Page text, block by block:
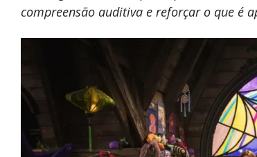
compreensão auditiva e reforçar o que é